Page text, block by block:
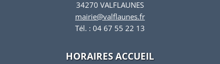
34270 VALFLAUNES
mairie@valflaunes.fr
Tél. : 04 67 55 22 13
HORAIRES ACCUEIL